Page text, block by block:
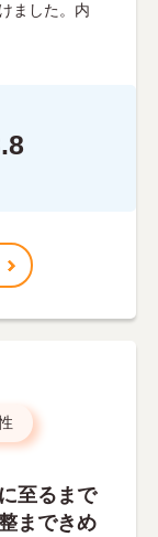
ました。内
至るまで
まできめ